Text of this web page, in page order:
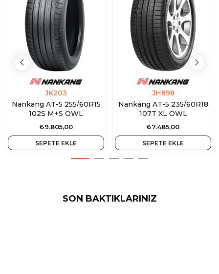
JK203
Nankang AT-5 255/60R15
102S M+S OWL
₺9.805,00
SEPETE EKLE
JH898
Nankang AT-5 235/60R18
107T XL OWL
₺7.485,00
SEPETE EKLE
SON BAKTIKLARINIZ